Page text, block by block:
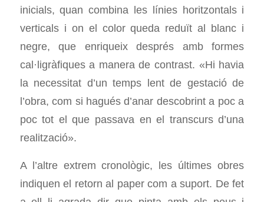
inicials, quan combina les línies horitzontals i
verticals i on el color queda reduït al blanc i
negre, que enriqueix després amb formes
cal·ligràfiques a manera de contrast. «Hi havia
la necessitat d’un temps lent de gestació de
l’obra, com si hagués d’anar descobrint a poc a
poc tot el que passava en el transcurs d’una
realització».
A l’altre extrem cronològic, les últimes obres
indiquen el retorn al paper com a suport. De fet